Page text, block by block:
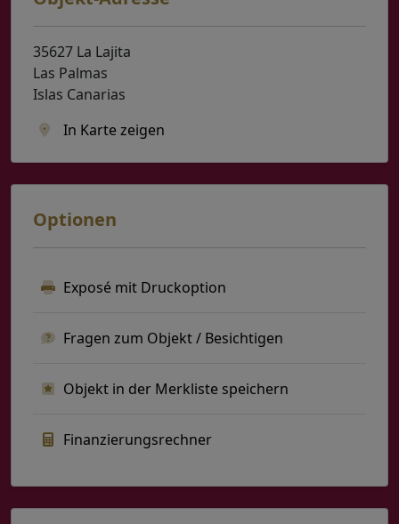
35627 La Lajita
Las Palmas
Islas Canarias
In Karte zeigen
Optionen
Exposé mit Druckoption
Fragen zum Objekt / Besichtigen
Objekt in der Merkliste speichern
Finanzierungsrechner